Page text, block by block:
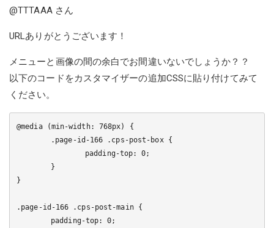
@TTTAAAさん
URLありがとうございます！
メニューと画像の間の余白でお間違いないでしょうか？？
以下のコードをカスタマイザーの追加CSSに貼り付けてみて
ください。
@media (min-width: 768px) {
}
.page-id-166 .cps-post-main {